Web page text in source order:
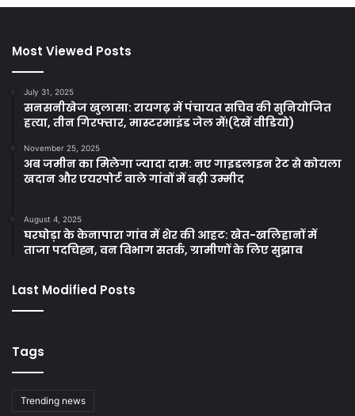
Most Viewed Posts
July 31, 2025
सनसनीखेज खुलासा: रायगढ़ में पंचायत सचिव की सुनियोजित
हत्या, तीन गिरफ्तार, मास्टरमाइंड जेल में!(देखें वीडियो)
November 25, 2025
अब जमीन का मिलेगा ज्यादा दाम: नए गाइडलाइन रेट से कोयला
खदान और एयरपोर्ट वाले गांवों में बढ़ी उम्मीद
August 4, 2025
घरघोड़ा के केनापारा गांव में शेर की आहट: खेत-खलिहानों में
ताजा पदचिह्न, वन विभाग सतर्क, ग्रामीणों के लिए सुझाव
Last Modified Posts
Tags
Trending news